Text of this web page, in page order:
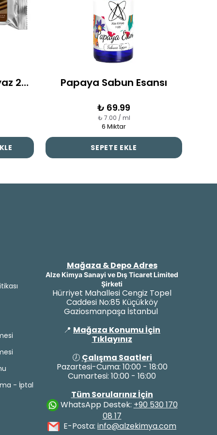
Seramik Hamuru Beyaz 250 Gr Papaya Sabun Esansı
₺ 69.99
₺ 7.00 / ml
6 Miktar
SEPETE EKLE
- İptal
Mağaza & Depo Adres
Alze Kimya Sanayi ve Dış Ticaret Limited
Şirketi
Hürriyet Mahallesi Cengiz Topel
Caddesi No:85 Küçükköy
Gaziosmanpaşa İstanbul
📍 Mağaza Konumu İçin
Tıklayınız
🕖 Çalışma Saatleri
Pazartesi-Cuma: 10:00 - 18:00
Cumartesi: 10:00 - 16:00
Tüm Sorularınız İçin
WhatsApp Destek: +90 530 170
08 17
E-Posta: info@alzekimya.com